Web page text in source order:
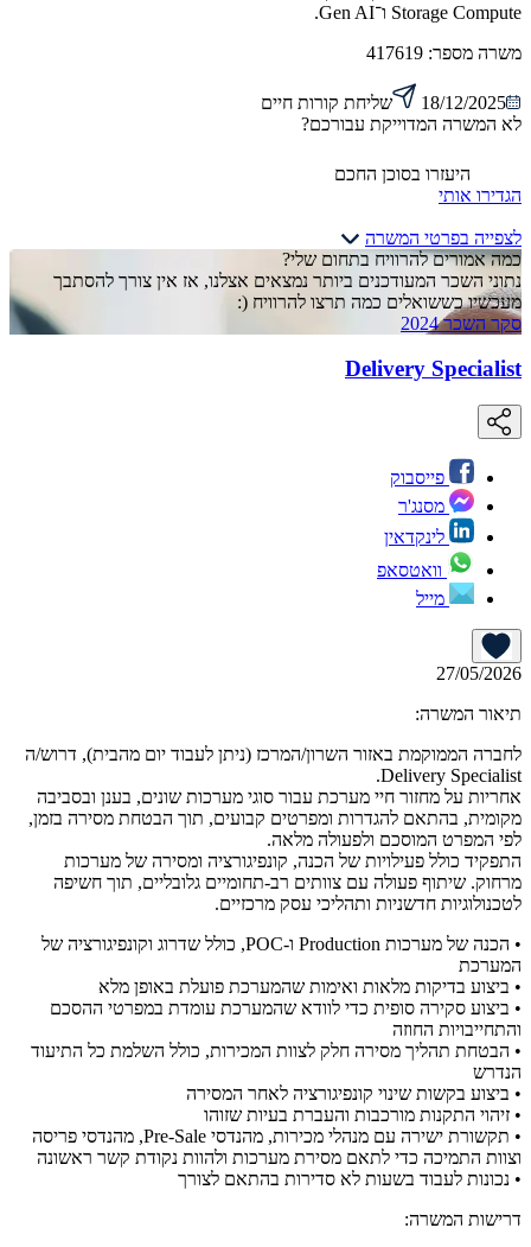
Storage Compute ו־Gen AI.
משרה מספר: 417619
18/12/2025
שליחת קורות חיים
לא המשרה המדוייקת עבורכם?
היעזרו בסוכן החכם
הגדירו אותי
לצפייה בפרטי המשרה
כמה אמורים להרוויח בתחום שלי?
נתוני השכר המעודכנים ביותר נמצאים אצלנו, אז אין צורך להסתבך
מעכשיו כששואלים כמה תרצו להרוויח (:
סקר השכר 2024
Delivery Specialist
פייסבוק
מסנג'ר
לינקדאין
וואטסאפ
מייל
27/05/2026
תיאור המשרה:
לחברה הממוקמת באזור השרון/המרכז (ניתן לעבוד יום מהבית), דרוש/ה
Delivery Specialist.
אחריות על מחזור חיי מערכת עבור סוגי מערכות שונים, בענן ובסביבה
מקומית, בהתאם להגדרות ומפרטים קבועים, תוך הבטחת מסירה בזמן,
לפי המפרט המוסכם ולפעולה מלאה.
התפקיד כולל פעילויות של הכנה, קונפיגורציה ומסירה של מערכות
מרחוק. שיתוף פעולה עם צוותים רב-תחומיים גלובליים, תוך חשיפה
לטכנולוגיות חדשניות ותהליכי עסק מרכזיים.
• הכנה של מערכות Production ו-POC, כולל שדרוג וקונפיגורציה של
המערכת
• ביצוע בדיקות מלאות ואימות שהמערכת פועלת באופן מלא
• ביצוע סקירה סופית כדי לוודא שהמערכת עומדת במפרטי ההסכם
והתחייבויות החוזה
• הבטחת תהליך מסירה חלק לצוות המכירות, כולל השלמת כל התיעוד
הנדרש
• ביצוע בקשות שינוי קונפיגורציה לאחר המסירה
• זיהוי התקנות מורכבות והעברת בעיות שזוהו
• תקשורת ישירה עם מנהלי מכירות, מהנדסי Pre-Sale, מהנדסי פריסה
וצוות התמיכה כדי לתאם מסירת מערכות ולהוות נקודת קשר ראשונה
• נכונות לעבוד בשעות לא סדירות בהתאם לצורך
דרישות המשרה: